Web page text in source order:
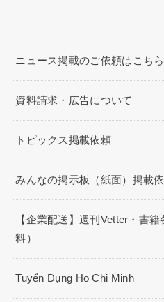
ニュース掲載のご依頼はこちら
資料請求・広告について
トピックス掲載依頼
みんなの掲示板（紙面）掲載
【企業配送】週刊Vetter・書
料）
Tuyển Dụng Ho Chi Minh